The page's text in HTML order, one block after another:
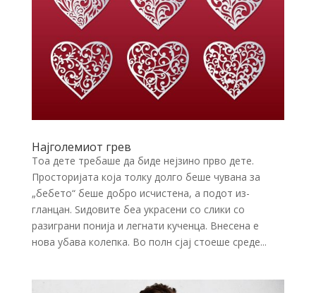
Најголемиот грев
Тоа дете требаше да биде нејзино прво дете.
Просторијата која толку долго беше чувана за
„бебето“ беше добро исчистена, а подот из­
гланцан. Ѕидовите беа украсени со слики со
разиграни понија и легнати кученца. Внесена е
нова убава колепка. Во полн сјај стоеше среде...